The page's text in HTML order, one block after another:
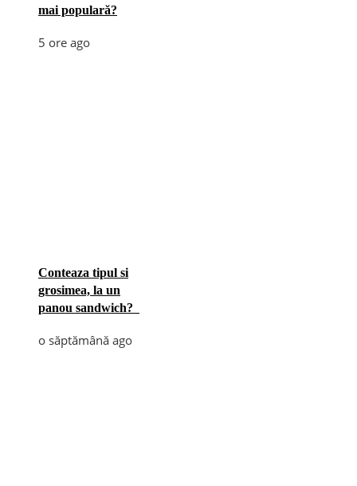
mai populară?
5 ore ago
Conteaza tipul si
grosimea, la un
panou sandwich?
o săptămână ago